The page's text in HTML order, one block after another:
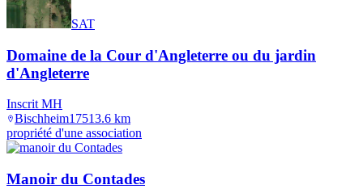
SAT
Domaine de la Cour d'Angleterre ou du jardin
d'Angleterre
Inscrit MH
Bischheim17513.6 km
propriété d'une association
Manoir du Contades